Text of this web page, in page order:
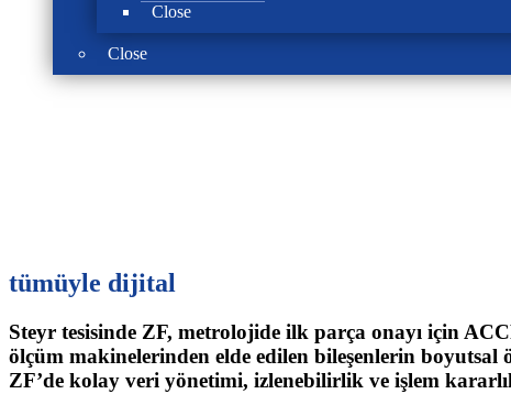
Close
Close
tümüyle dijital
Steyr tesisinde ZF, metrolojide ilk parça onayı için
ölçüm makinelerinden elde edilen bileşenlerin
ZF’de kolay veri yönetimi, izlenebilirlik ve işlem